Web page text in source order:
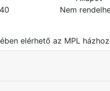
Nem
elérhető az MPL